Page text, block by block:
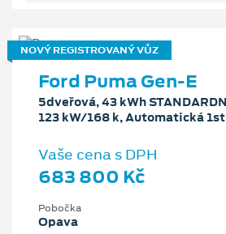
NOVÝ REGISTROVANÝ VŮZ
Ford Puma Gen-E
5dveřová, 43 kWh
123 kW/168 k, Automatická
Vaše cena s DPH
683 800 Kč
Pobočka
Opava